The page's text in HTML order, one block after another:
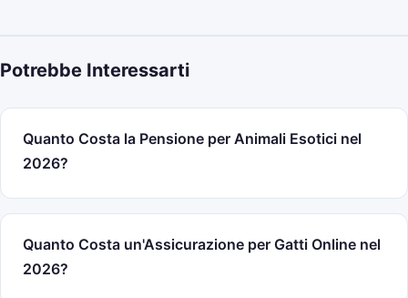
Potrebbe Interessarti
Quanto Costa la Pensione per Animali Esotici nel
2026?
Quanto Costa un'Assicurazione per Gatti Online nel
2026?